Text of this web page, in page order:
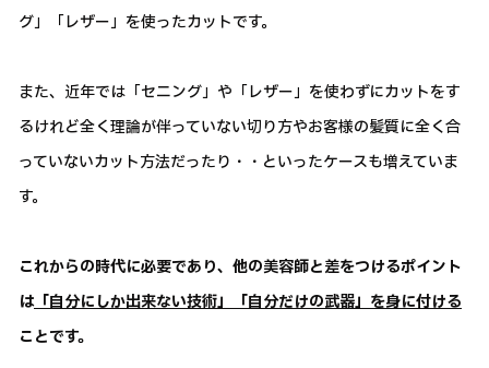
グ」「レザー」を使ったカットです。
また、近年では「セニング」や「レザー」を使わずにカットをす
るけれど全く理論が伴っていない切り方やお客様の髪質に全く合
っていないカット方法だったり・・といったケースも増えていま
す。
これからの時代に必要であり、他の美容師と差をつけるポイント
は「自分にしか出来ない技術」「自分だけの武器」を身に付ける
ことです。